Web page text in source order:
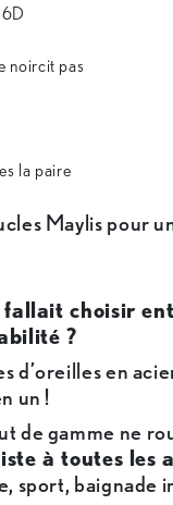
noircit pas
la paire
Maylis pour
choisir
?
d’oreilles en
un !
de gamme ne
à toutes les
sport, baignade